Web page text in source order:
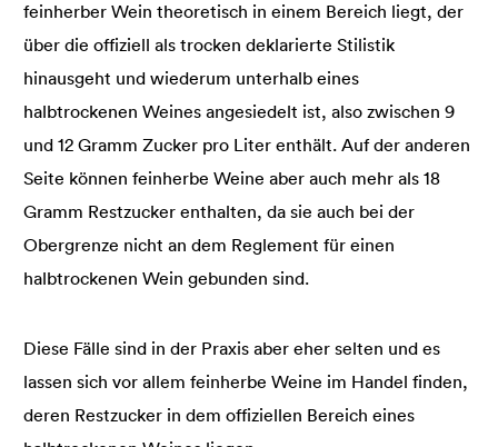
feinherber Wein theoretisch in einem Bereich liegt, der
über die offiziell als trocken deklarierte Stilistik
hinausgeht und wiederum unterhalb eines
halbtrockenen Weines angesiedelt ist, also zwischen 9
und 12 Gramm Zucker pro Liter enthält. Auf der anderen
Seite können feinherbe Weine aber auch mehr als 18
Gramm Restzucker enthalten, da sie auch bei der
Obergrenze nicht an dem Reglement für einen
halbtrockenen Wein gebunden sind.
Diese Fälle sind in der Praxis aber eher selten und es
lassen sich vor allem feinherbe Weine im Handel finden,
deren Restzucker in dem offiziellen Bereich eines